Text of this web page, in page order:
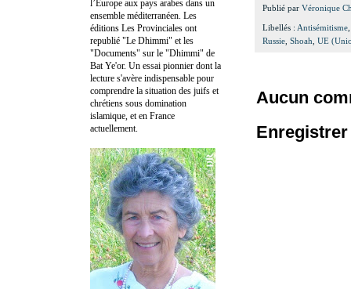
Publié par Véronique
Libellés : Antisémitisme
Russie Shoah UE
Aucun
l’Europe aux pays arabes dans un
ensemble méditerranéen. Les
éditions Les Provinciales ont
republié "Le Dhimmi" et les
"Documents" sur le "Dhimmi" de
Bat Ye'or. Un essai pionnier dont la
lecture s'avère indispensable pour
comprendre la situation des juifs et
chrétiens sous domination
islamique, et en France
actuellement.